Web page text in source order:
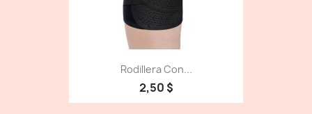
Rodillera Con...
2,50 $